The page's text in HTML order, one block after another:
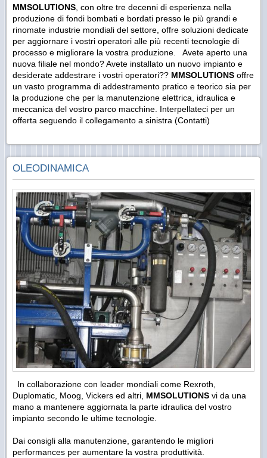
MMSOLUTIONS , con oltre tre decenni di esperienza nella
produzione di fondi bombati e bordati presso le più grandi e
rinomate industrie mondiali del settore, offre soluzioni dedicate
per aggiornare i vostri operatori alle più recenti tecnologie di
processo e migliorare la vostra produzione. Avete aperto una
nuova filiale nel mondo? Avete installato un nuovo impianto e
desiderate addestrare i vostri operatori?? MMSOLUTIONS offre
un vasto programma di addestramento pratico e teorico sia per
la produzione che per la manutenzione elettrica, idraulica e
meccanica del vostro parco macchine. Interpellateci per un
offerta seguendo il collegamento a sinistra (Contatti)
OLEODINAMICA
In collaborazione con leader mondiali come Rexroth,
Duplomatic, Moog, Vickers ed altri, MMSOLUTIONS vi da una
mano a mantenere aggiornata la parte idraulica del vostro
impianto secondo le ultime tecnologie.
Dai consigli alla manutenzione, garantendo le migliori
performances per aumentare la vostra produttività.